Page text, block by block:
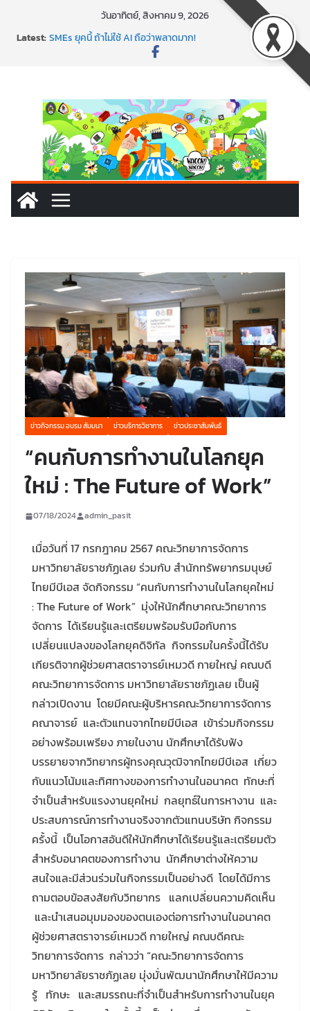
วันอาทิตย์, สิงหาคม 9, 2026
Latest:พาธุรกิจท้องถิ่นสู่ตลาดโลก ด้วยเทคโนโลยี AI!
SMEs ยุคนี้ ถ้าไม่ใช้ AI ถือว่าพลาดมาก!
สร้าง VDO ก็ปัง แถมเขียนโค้ดสร้างแอปได้อีก! เรียนกับ
พร้อมลุยแล้ว! ปักหมุดโรดแมป AI อัปสกิลธุรกิจให้พุ่งทะยาน
ข่าวกิจกรรม อบรม สัมมนา ข่าวบริการวิชาการ ข่าวประชาสัมพันธ์
“คนกับการทำงานในโลกยุค
ใหม่ : The Future of Work”
07/18/2024 admin_pasit
เมื่อวันที่ 17 กรกฎาคม 2567 คณะวิทยาการจัดการ
มหาวิทยาลัยราชภัฏเลย ร่วมกับ สำนักทรัพยากรมนุษย์
ไทยมีบีเอส จัดกิจกรรม “คนกับการทำงานในโลกยุคใหม่
: The Future of Work” มุ่งให้นักศึกษาคณะวิทยาการ
จัดการ ได้เรียนรู้และเตรียมพร้อมรับมือกับการ
เปลี่ยนแปลงของโลกยุคดิจิทัล กิจกรรมในครั้งนี้ได้รับ
เกียรติจากผู้ช่วยศาสตราจารย์เหมวดี กายใหญ่ คณบดี
คณะวิทยาการจัดการ มหาวิทยาลัยราชภัฏเลย เป็นผู้
กล่าวเปิดงาน โดยมีคณะผู้บริหารคณะวิทยาการจัดการ
คณาจารย์ และตัวแทนจากไทยมีบีเอส เข้าร่วมกิจกรรม
อย่างพร้อมเพรียง ภายในงาน นักศึกษาได้รับฟัง
บรรยายจากวิทยากรผู้ทรงคุณวุฒิจากไทยมีบีเอส เกี่ยว
กับแนวโน้มและทิศทางของการทำงานในอนาคต ทักษะที่
จำเป็นสำหรับแรงงานยุคใหม่ กลยุทธ์ในการหางาน และ
ประสบการณ์การทำงานจริงจากตัวแทนบริษัท กิจกรรม
ครั้งนี้ เป็นโอกาสอันดีให้นักศึกษาได้เรียนรู้และเตรียมตัว
สำหรับอนาคตของการทำงาน นักศึกษาต่างให้ความ
สนใจและมีส่วนร่วมในกิจกรรมเป็นอย่างดี โดยได้มีการ
ถามตอบข้อสงสัยกับวิทยากร แลกเปลี่ยนความคิดเห็น
และนำเสนอมุมมองของตนเองต่อการทำงานในอนาคต
ผู้ช่วยศาสตราจารย์เหมวดี กายใหญ่ คณบดีคณะ
วิทยาการจัดการ กล่าวว่า “คณะวิทยาการจัดการ
มหาวิทยาลัยราชภัฏเลย มุ่งมั่นพัฒนานักศึกษาให้มีความ
รู้ ทักษะ และสมรรถนะที่จำเป็นสำหรับการทำงานในยุค